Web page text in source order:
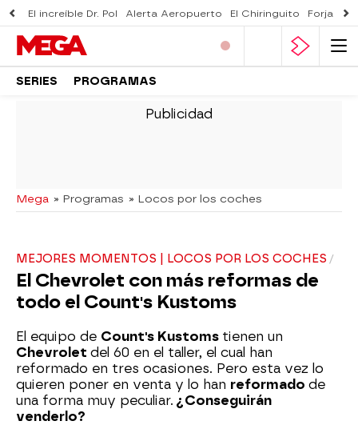
El increíble Dr. Pol Alerta Aeropuerto El Chiringuito Forjado
SERIES PROGRAMAS
Mega » Programas » Locos por los coches
MEJORES MOMENTOS | LOCOS POR LOS COCHES
El Chevrolet con más reformas de
todo el Count's Kustoms
El equipo de Count's Kustoms tienen un
Chevrolet del 60 en el taller, el cual han
reformado en tres ocasiones. Pero esta vez lo
quieren poner en venta y lo han reformado de
una forma muy peculiar. ¿Conseguirán
venderlo?